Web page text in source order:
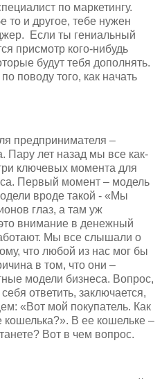
по маркетингу.
и другое, тебе нужен
Если ты гениальный
присмотр кого-нибудь
будут тебя дополнять.
поводу того, как начать
предпринимателя –
Пару лет назад мы все как-
ключевых момента для
Первый момент – модель
вроде такой - «Мы
глаз, а там уж
внимание в денежный
Мы все слышали о
что любой из нас мог бы
в том, что они –
модели бизнеса. Вопрос,
ответить, заключается,
«Вот мой покупатель. Как
кошелька?». В ее кошельке –
Вот в чем вопрос.